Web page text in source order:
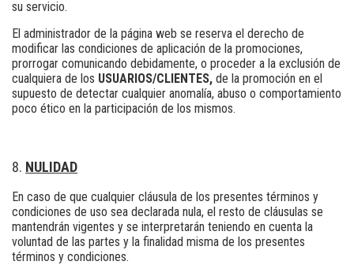
su servicio.
El administrador de la página web se reserva el derecho de
modificar las condiciones de aplicación de la promociones,
prorrogar comunicando debidamente, o proceder a la exclusión de
cualquiera de los USUARIOS/CLIENTES, de la promoción en el
supuesto de detectar cualquier anomalía, abuso o comportamiento
poco ético en la participación de los mismos.
NULIDAD
En caso de que cualquier cláusula de los presentes términos y
condiciones de uso sea declarada nula, el resto de cláusulas se
mantendrán vigentes y se interpretarán teniendo en cuenta la
voluntad de las partes y la finalidad misma de los presentes
términos y condiciones.